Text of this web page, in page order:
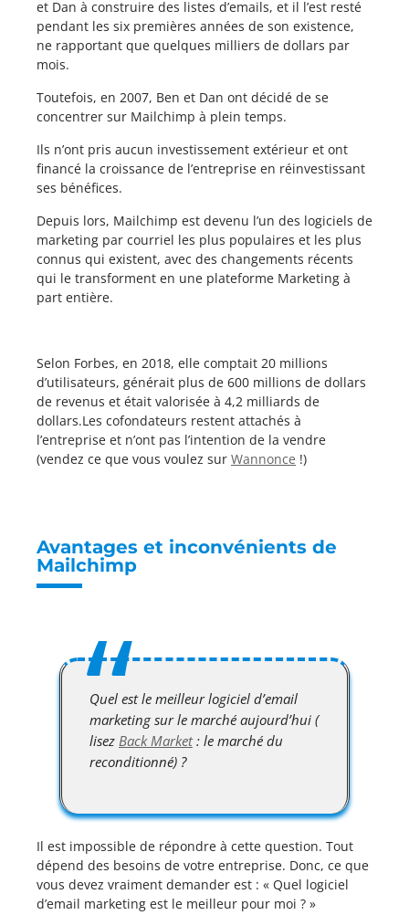
et Dan à construire des listes d’emails, et il l’est resté
pendant les six premières années de son existence,
ne rapportant que quelques milliers de dollars par
mois.
Toutefois, en 2007, Ben et Dan ont décidé de se
concentrer sur Mailchimp à plein temps.
Ils n’ont pris aucun investissement extérieur et ont
financé la croissance de l’entreprise en réinvestissant
ses bénéfices.
Depuis lors, Mailchimp est devenu l’un des logiciels de
marketing par courriel les plus populaires et les plus
connus qui existent, avec des changements récents
qui le transforment en une plateforme Marketing à
part entière.
Selon Forbes, en 2018, elle comptait 20 millions
d’utilisateurs, générait plus de 600 millions de dollars
de revenus et était valorisée à 4,2 milliards de
dollars.Les cofondateurs restent attachés à
l’entreprise et n’ont pas l’intention de la vendre
(vendez ce que vous voulez sur Wannonce !)
Avantages et inconvénients de
Mailchimp
Quel est le meilleur logiciel d’email
marketing sur le marché aujourd’hui (
lisezBack Market: le marché du
reconditionné) ?
Il est impossible de répondre à cette question. Tout
dépend des besoins de votre entreprise. Donc, ce que
vous devez vraiment demander est : « Quel logiciel
d’email marketing est le meilleur pour moi ? »